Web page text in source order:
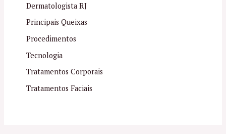
Dermatologista RJ
Principais Queixas
Procedimentos
Tecnologia
Tratamentos Corporais
Tratamentos Faciais